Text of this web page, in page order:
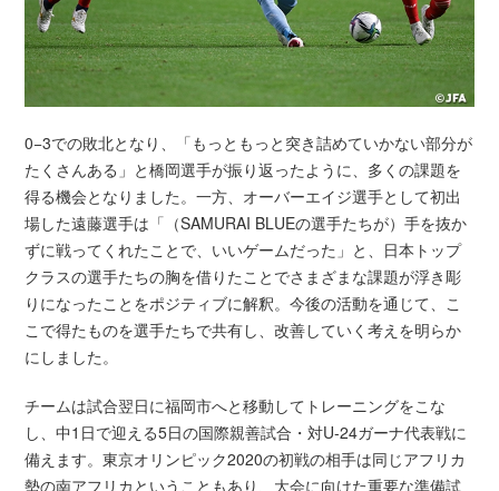
0−3での敗北となり、「もっともっと突き詰めていかない部分が
たくさんある」と橋岡選手が振り返ったように、多くの課題を
得る機会となりました。一方、オーバーエイジ選手として初出
場した遠藤選手は「（SAMURAI BLUEの選手たちが）手を抜か
ずに戦ってくれたことで、いいゲームだった」と、日本トップ
クラスの選手たちの胸を借りたことでさまざまな課題が浮き彫
りになったことをポジティブに解釈。今後の活動を通じて、こ
こで得たものを選手たちで共有し、改善していく考えを明らか
にしました。
チームは試合翌日に福岡市へと移動してトレーニングをこな
し、中1日で迎える5日の国際親善試合・対U-24ガーナ代表戦に
備えます。東京オリンピック2020の初戦の相手は同じアフリカ
勢の南アフリカということもあり、大会に向けた重要な準備試